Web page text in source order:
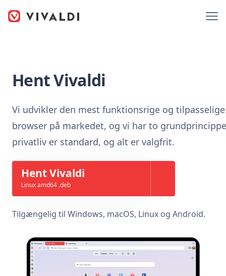
Hent Vivaldi
Vi udvikler den mest funktionsrige og tilpasselige
browser på markedet, og vi har to
privatliv er standard, og alt er valgfrit.
Hent Vivaldi
Linux amd64 .deb
Tilgængelig til Windows, macOS, Linux og Android.